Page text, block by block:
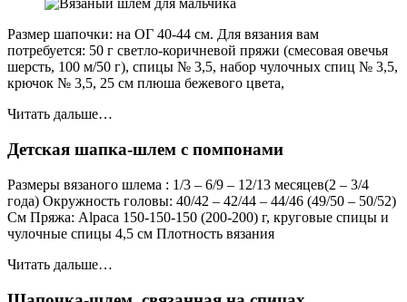
Размер шапочки: на ОГ 40-44 см. Для вязания вам
потребуется: 50 г светло-коричневой пряжи (смесовая овечья
шерсть, 100 м/50 г), спицы № 3,5, набор чулочных спиц № 3,5,
крючок № 3,5, 25 см плюша бежевого цвета,
Читать дальше…
Детская шапка-шлем с помпонами
Размеры вязаного шлема : 1/3 – 6/9 – 12/13 месяцев(2 – 3/4
года) Окружность головы: 40/42 – 42/44 – 44/46 (49/50 – 50/52)
См Пряжа: Alpaca 150-150-150 (200-200) г, круговые спицы и
чулочные спицы 4,5 см Плотность вязания
Читать дальше…